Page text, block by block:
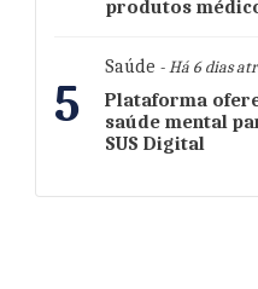
produtos
5
Saúde - Há 6 dias
Plataforma
saúde mental
SUS Digital